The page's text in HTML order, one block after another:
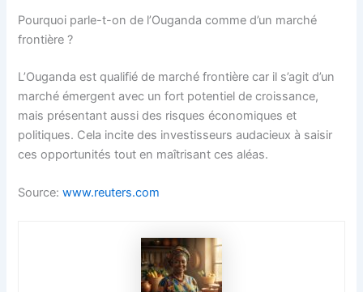
Pourquoi parle-t-on de l’Ouganda comme d’un marché
frontière ?
L’Ouganda est qualifié de marché frontière car il s’agit d’un
marché émergent avec un fort potentiel de croissance,
mais présentant aussi des risques économiques et
politiques. Cela incite des investisseurs audacieux à saisir
ces opportunités tout en maîtrisant ces aléas.
Source:www.reuters.com